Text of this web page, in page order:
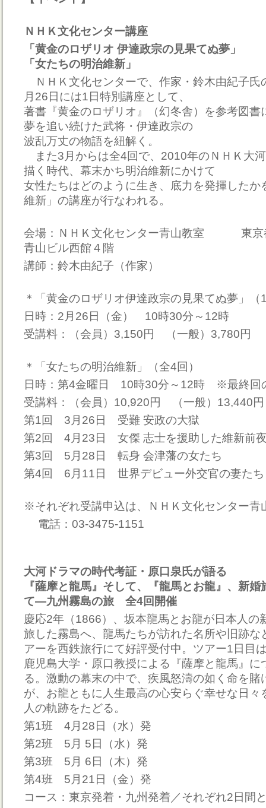
ＮＨＫ文化センター講座
「黄金のロザリオ 伊達政宗の見果てぬ夢」
「女たちの明治維新」
ＮＨＫ文化センターで、作家・鈴木由紀子氏
月26日には1日特別講座として、
著書『黄金のロザリオ』（幻冬舎）を参考図書
夢を追い続けた武将・伊達政宗の
波乱万丈の物語を紐解く。
また3月からは全4回で、2010年のＮＨＫ大
描く時代、幕末かち明治維新にかけて
女性たちはどのように生き、底力を発揮したか
維新」の講座が行なわれる。
会場：ＮＨＫ文化センター青山教室 東京
青山ビル西館４階
講師：鈴木由紀子（作家）
＊「黄金のロザリオ伊達政宗の見果てぬ夢」（
日時：2月26日（金） 10時30分～12時
受講料：（会員）3,150円 （一般）3,780円
＊「女たちの明治維新」（全4回）
日時：第4金曜日 10時30分～12時 ※最終回
受講料：（会員）10,920円 （一般）13,440円
第1回 3月26日 受難 安政の大獄
第2回 4月23日 女傑 志士を援助した維新前
第3回 5月28日 転身 会津藩の女たち
第4回 6月11日 世界デビュー外交官の妻たち
※それぞれ受講申込は、ＮＨＫ文化センター青
電話：03-3475-1151
大河ドラマの時代考証・原口泉氏が語る
『薩摩と龍馬』そして、『龍馬とお龍』、新
て―九州霧島の旅 全4回開催
慶応2年（1866）、坂本龍馬とお龍が日本人の
旅した霧島へ、龍馬たちが訪れた名所や旧跡な
アーを西鉄旅行にて好評受付中。ツアー1日目
鹿児島大学・原口教授による『薩摩と龍馬』に
る。激動の幕末の中で、疾風怒濤の如く命を賭
が、お龍ともに人生最高の心安らぐ幸せな日々
人の軌跡をたどる。
第1班 4月28日（水）発
第2班 5月 5日（水）発
第3班 5月 6日（木）発
第4班 5月21日（金）発
コース：東京発着・九州発着／それぞれ2日間